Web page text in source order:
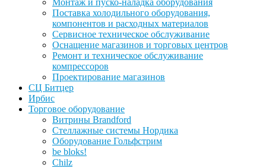
Монтаж и пуско-наладка оборудования
Поставка холодильного оборудования,
компонентов и расходных материалов
Сервисное техническое обслуживание
Оснащение магазинов и торговых центров
Ремонт и техническое обслуживание
компрессоров
Проектирование магазинов
СЦ Битцер
Ирбис
Торговое оборудование
Витрины Brandford
Стеллажные системы Нордика
Оборудование Гольфстрим
be bloks!
Chilz